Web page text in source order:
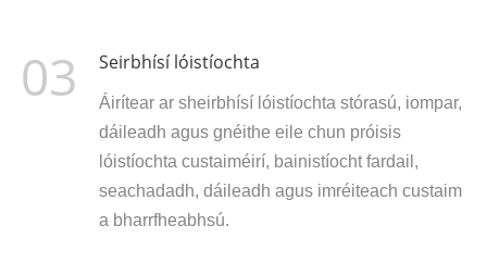
03 Seirbhísí lóistíochta
Áirítear ar sheirbhísí lóistíochta stórasú, iompar,
dáileadh agus gnéithe eile chun próisis
lóistíochta custaiméirí, bainistíocht fardail,
seachadadh, dáileadh agus imréiteach custaim
a bharrfheabhsú.